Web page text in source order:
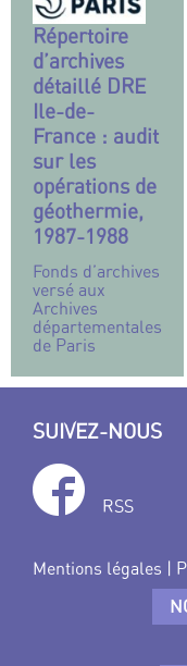
Répertoire
d’archives
détaillé DRE
Ile-de-
France : audit
sur les
opérations de
géothermie,
1987-1988
Fonds d’archives
versé aux
Archives
départementales
de Paris
SUIVEZ-NOUS
RSS
Mentions légales |